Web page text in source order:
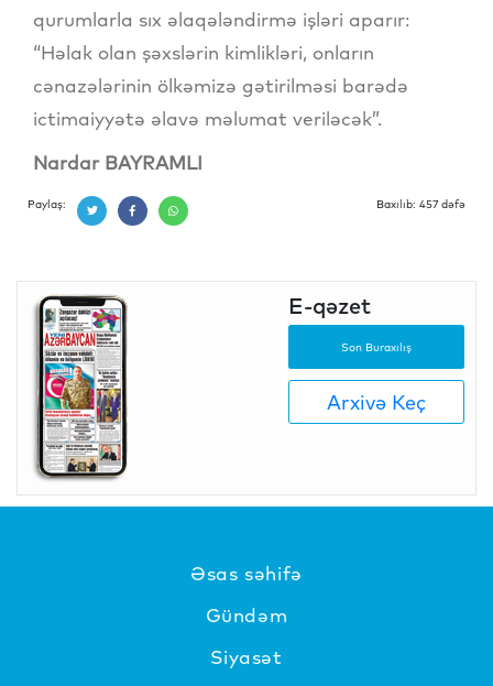
qurumlarla sıx əlaqələndirmə işləri aparır:
“Həlak olan şəxslərin kimlikləri, onların
cənazələrinin ölkəmizə gətirilməsi barədə
ictimaiyyətə əlavə məlumat veriləcək”.
Nardar BAYRAMLI
Paylaş: Baxılıb: 457 dəfə
E-qəzet
Son Buraxılış
Arxivə Keç
Əsas səhifə
Gündəm
Siyasət